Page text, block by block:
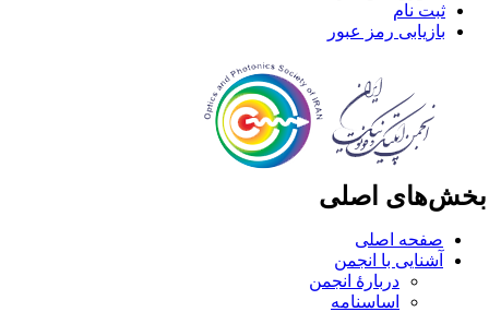
ثبت نام
بازیابی رمز عبور
اصلی
صفحه اصلی
آشنایی با انجمن
دربارۀ انجمن
اساسنامه